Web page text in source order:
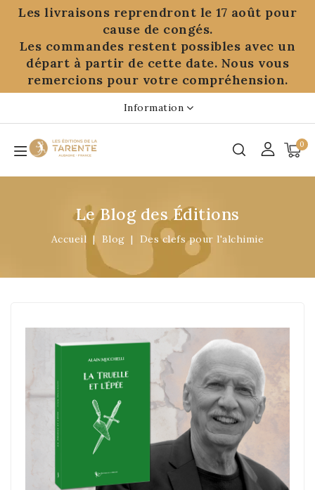
Les livraisons reprendront le 17 août pour
cause de congés.
Les commandes restent possibles avec un
départ à partir de cette date. Nous vous
remercions pour votre compréhension.
Information
0
Le Blog des Éditions
Accueil Blog Des clefs pour l'alchimie
Panneau de gestion des cookies